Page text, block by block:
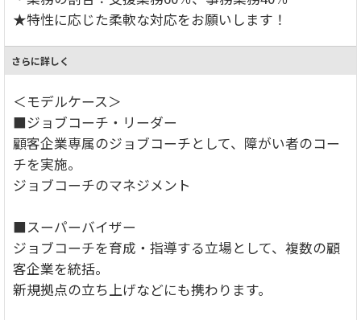
★特性に応じた柔軟な対応をお願いします！
さらに詳しく
＜モデルケース＞
■ジョブコーチ・リーダー
顧客企業専属のジョブコーチとして、障がい者のコー
チを実施。
ジョブコーチのマネジメント
■スーパーバイザー
ジョブコーチを育成・指導する立場として、複数の顧
客企業を統括。
新規拠点の立ち上げなどにも携わります。